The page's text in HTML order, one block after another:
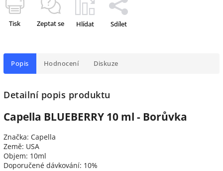
Tisk Zeptat se Hlídat Sdílet
Popis Hodnocení Diskuze
Detailní popis produktu
Capella BLUEBERRY 10 ml - Borůvka
Značka: Capella
Země: USA
Objem: 10ml
Doporučené dávkování: 10%